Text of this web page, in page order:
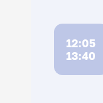
12:05
13:40